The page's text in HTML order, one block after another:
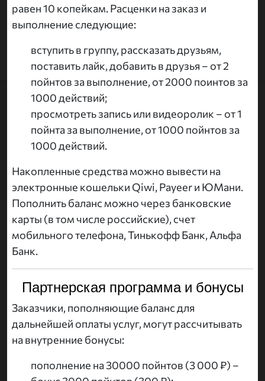
равен 10 копейкам. Расценки на заказ и
выполнение следующие:
вступить в группу, рассказать друзьям,
поставить лайк, добавить в друзья – от 2
пойнтов за выполнение, от 2000 поинтов за
1000 действий;
просмотреть запись или видеоролик – от 1
пойнта за выполнение, от 1000 пойнтов за
1000 действий.
Накопленные средства можно вывести на
электронные кошельки Qiwi, Payeer и ЮМани.
Пополнить баланс можно через банковские
карты (в том числе российские), счет
мобильного телефона, Тинькофф Банк, Альфа
Банк.
Партнерская программа и бонусы
Заказчики, пополняющие баланс для
дальнейшей оплаты услуг, могут рассчитывать
на внутренние бонусы:
пополнение на 30000 пойнтов (3 000 ₽) –